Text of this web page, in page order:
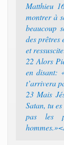
Matthieu
montrer à
beaucoup
des prêtres
et
22 Alors
en disant:
t’arrivera
23 Mais
Satan, tu
pas les